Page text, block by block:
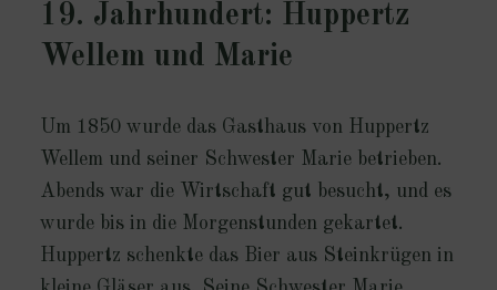
19. Jahrhundert: Huppertz
Wellem und Marie
Um 1850 wurde das Gasthaus von Huppertz
Wellem und seiner Schwester Marie betrieben.
Abends war die Wirtschaft gut besucht, und es
wurde bis in die Morgenstunden gekartet.
Huppertz schenkte das Bier aus Steinkrügen in